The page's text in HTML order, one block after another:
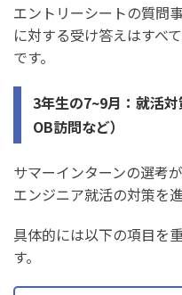
エントリーシートの質問
に対する受け答えはすべ
です。
3年生の7~9月：就活
OB訪問など）
サマーインターンの選考
エンジニア就活の対策を
具体的には以下の項目を
す。